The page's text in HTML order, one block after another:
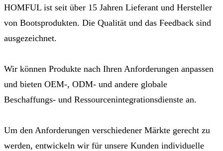
HOMFUL ist seit über 15 Jahren Lieferant und Hersteller
von Bootsprodukten. Die Qualität und das Feedback sind
ausgezeichnet.
Wir können Produkte nach Ihren Anforderungen anpassen
und bieten OEM-, ODM- und andere globale
Beschaffungs- und Ressourcenintegrationsdienste an.
Um den Anforderungen verschiedener Märkte gerecht zu
werden, entwickeln wir für unsere Kunden individuelle